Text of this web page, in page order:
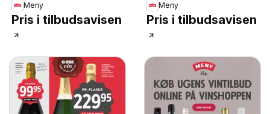
Meny
Pris i tilbudsavisen
Meny
Pris i tilbudsavisen